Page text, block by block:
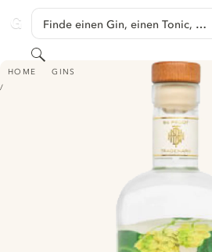
GINVENTORY
Finde einen Gin, einen Tonic, …
Suchen
HOME GINS
TAMWORTH GARDEN WHITE MOUNTAIN GIN